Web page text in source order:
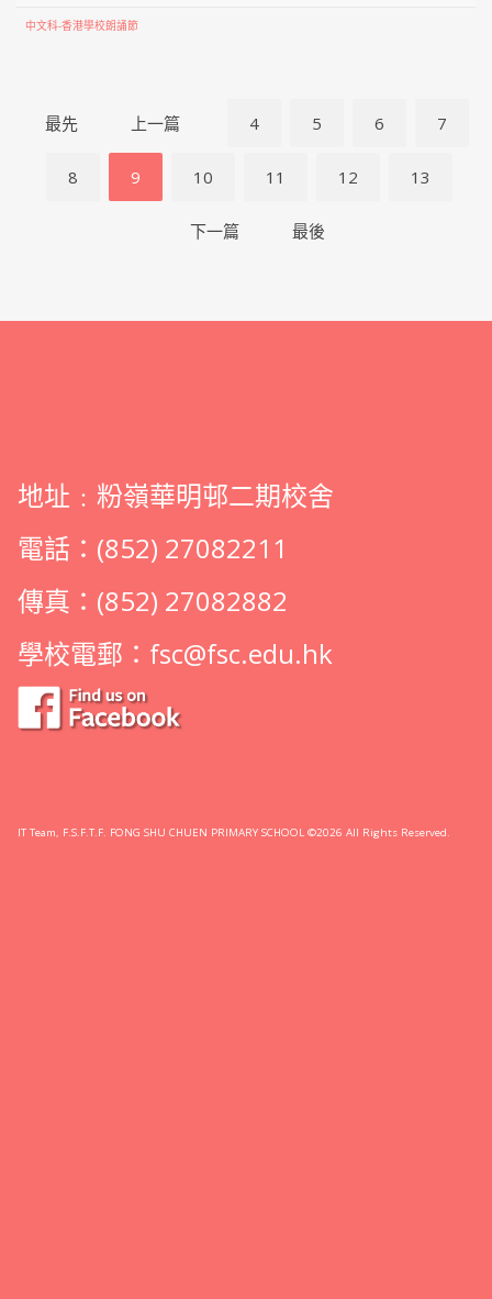
中文科-香港學校朗誦節
最先 上一篇 4 5 6 7
8 9 10 11 12 13
下一篇 最後
地址﹕粉嶺華明邨二期校舍
電話：(852) 27082211
傳真：(852) 27082882
學校電郵： fsc@fsc.edu.hk
IT Team, F.S.F.T.F. FONG SHU CHUEN PRIMARY SCHOOL ©2026 All Rights Reserved.